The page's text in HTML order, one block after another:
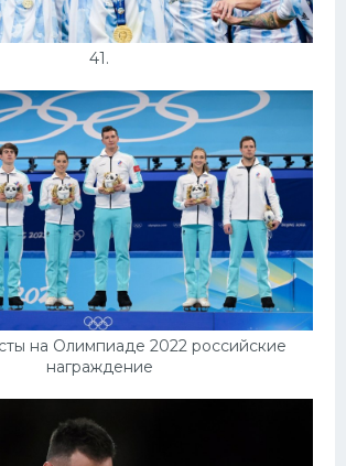
41.
на Олимпиаде 2022 российские
награждение